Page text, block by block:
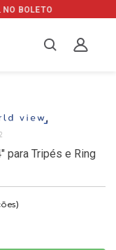
NO BOLETO
para Tripés e Ring
)